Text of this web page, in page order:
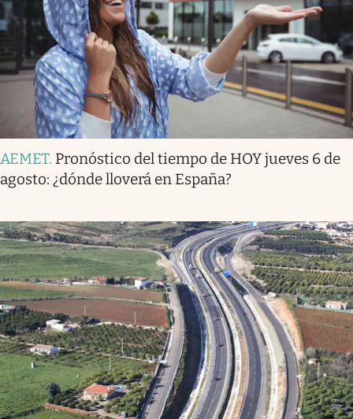
AEMET. Pronóstico del tiempo de HOY jueves 6 de
agosto: ¿dónde lloverá en España?